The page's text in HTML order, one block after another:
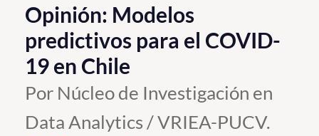
La Universidad
Investigación, Creación e Innovación
PUCV Internacional
Vinculación con el Medio
Opinión: Modelos
predictivos para el COVID-
19 en Chile
Por Núcleo de Investigación en
Data Analytics / VRIEA-PUCV.